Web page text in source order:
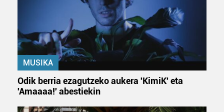
MUSIKA
Odik berria ezagutzeko aukera 'KimiK' eta
'Amaaaa!' abestiekin